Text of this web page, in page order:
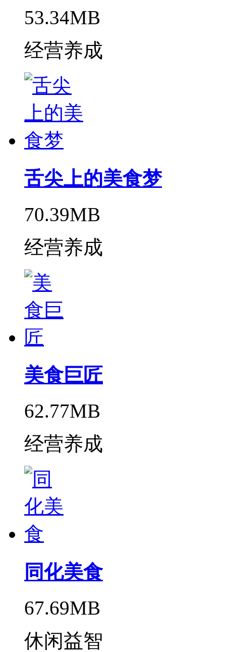
53.34MB
经营养成
舌尖上的美食梦
70.39MB
经营养成
美食巨匠
62.77MB
经营养成
同化美食
67.69MB
休闲益智